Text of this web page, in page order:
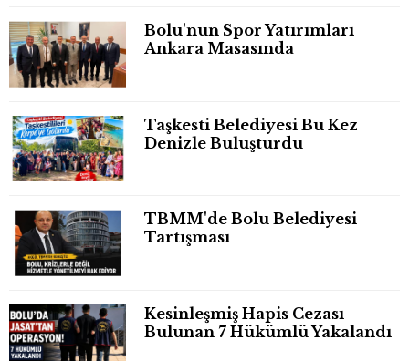
Bolu'nun Spor Yatırımları
Ankara Masasında
Taşkesti Belediyesi Bu Kez
Denizle Buluşturdu
TBMM'de Bolu Belediyesi
Tartışması
Kesinleşmiş Hapis Cezası
Bulunan 7 Hükümlü Yakalandı